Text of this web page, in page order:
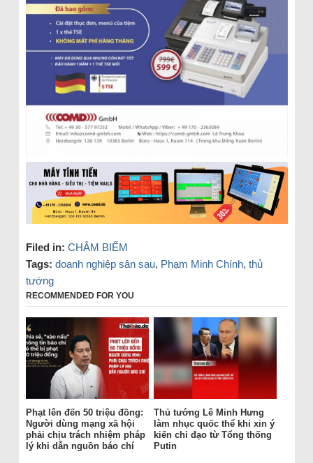
Filed in: CHÂM BIẾM
Tags: doanh nghiệp sân sau, Phạm Minh Chính, thủ
tướng
RECOMMENDED FOR YOU
Phạt lên đến 50 triệu đồng:
Người dùng mạng xã hội
phải chịu trách nhiệm pháp
lý khi dẫn nguồn báo chí
Thủ tướng Lê Minh Hưng
làm nhục quốc thể khi xin ý
kiến chỉ đạo từ Tổng thống
Putin